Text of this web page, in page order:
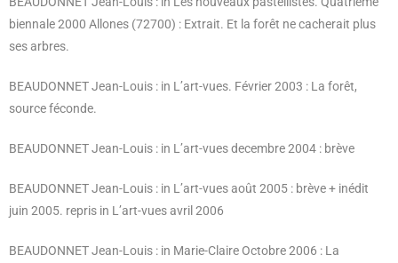
biennale 2000 Allones (72700) : Extrait. Et la forêt ne cacherait plus
ses arbres.
BEAUDONNET Jean-Louis : in L’art-vues. Février 2003 : La forêt,
source féconde.
BEAUDONNET Jean-Louis : in L’art-vues decembre 2004 : brève
BEAUDONNET Jean-Louis : in L’art-vues août 2005 : brève+ inédit
juin 2005. repris in L’art-vues avril 2006
BEAUDONNET Jean-Louis : in Marie-Claire Octobre 2006 : La